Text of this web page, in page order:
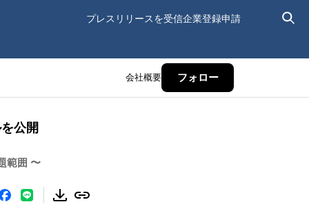
プレスリリースを受信企業登録申請
会社概要 フォロー
公開
範囲 〜